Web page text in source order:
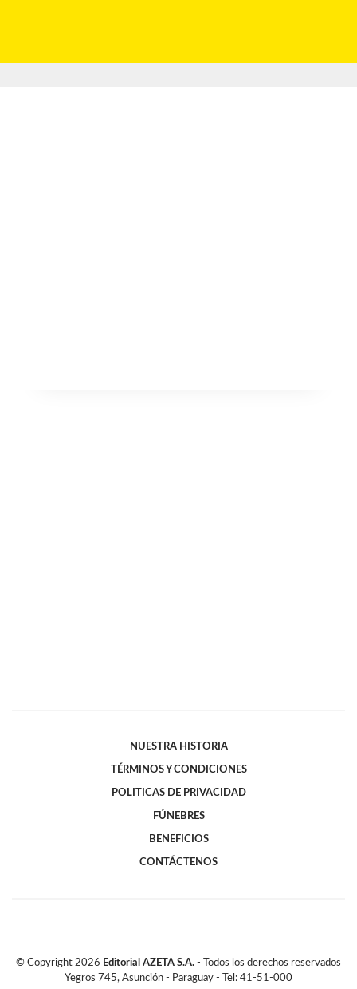
NUESTRA HISTORIA
TÉRMINOS Y CONDICIONES
POLITICAS DE PRIVACIDAD
FÚNEBRES
BENEFICIOS
CONTÁCTENOS
© Copyright 2026 Editorial AZETA S.A. - Todos los derechos reservados
Yegros 745, Asunción - Paraguay - Tel: 41-51-000